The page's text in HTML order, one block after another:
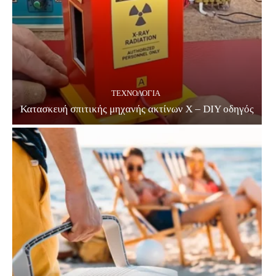
ΤΕΧΝΟΛΟΓΊΑ
Κατασκευή σπιτικής μηχανής ακτίνων Χ – DIY οδηγός